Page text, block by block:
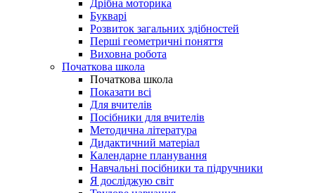
Дрібна моторика
Букварі
Розвиток загальних здібностей
Перші геометричні поняття
Виховна робота
Початкова школа
Початкова школа
Показати всі
Для вчителів
Посібники для вчителів
Методична література
Дидактичний матеріал
Календарне планування
Навчальні посібники та підручники
Я досліджую світ